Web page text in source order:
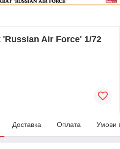
Air Force' 1/72
Доставка Оплата Умови